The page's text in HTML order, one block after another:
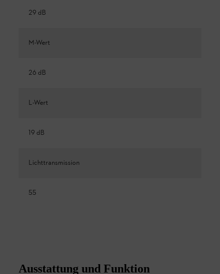
29 dB
M-Wert
26 dB
L-Wert
19 dB
Lichttransmission
55
Ausstattung und Funktion